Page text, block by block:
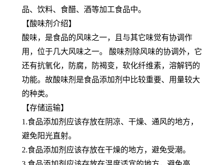
品、饮料、食醋、酒等加工食品中。
【酸味剂介绍】
酸味，是食品的风味之一，且与其它味觉有协调作
用，位于几大风味之一。 酸味剂除风味的协调外，它
还有抗氧化，防腐，防褐变，软化纤维素，溶解钙的
功能。故酸味剂是食品添加剂中比较重要、用量较大
的种类。
【存储运输】
1.食品添加剂应该存放在阴凉、干燥、通风的地方，
避免阳光直射。
2.食品添加剂应该存放在干燥的地方，避免受潮。